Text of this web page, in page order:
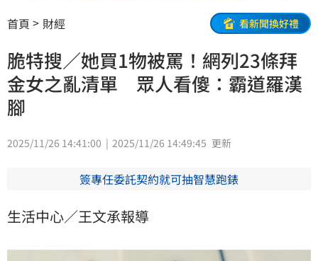
首頁 財經 看新聞換好禮
脆特搜／她買1物被罵！網列23條拜
金女之亂清單 眾人看傻：霸道羅漢
腳
2025/11/26 14:41:00 2025/11/26 14:49:45 更新
簽專任委託契約就可抽智慧跑錶
生活中心／王文承報導